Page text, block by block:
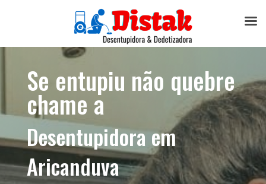
Se entupiu não quebre
chame a
Desentupidora em
Aricanduva​